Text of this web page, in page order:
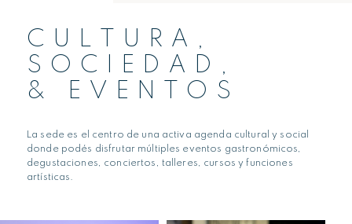
CULTURA,
SOCIEDAD,
& EVENTOS
La sede es el centro de una activa agenda cultural y social
donde podés disfrutar múltiples eventos gastronómicos,
degustaciones, conciertos, talleres, cursos y funciones
artísticas.